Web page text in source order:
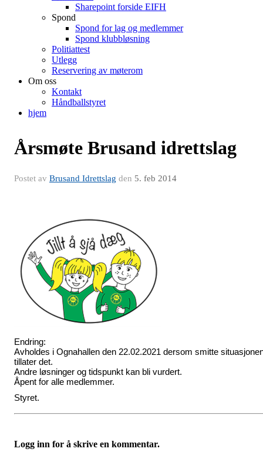
Sharepoint forside EIFH
Spond
Spond for lag og medlemmer
Spond klubbløsning
Politiattest
Utlegg
Reservering av møterom
Om oss
Kontakt
Håndballstyret
hjem
Årsmøte Brusand idrettslag
Postet av Brusand Idrettslag den 5. feb 2014
Endring:
Avholdes i Ognahallen den 22.02.2021 dersom smitte
tillater det.
Andre løsninger og tidspunkt kan bli vurdert.
Åpent for alle medlemmer.
Styret.
Logg inn for å skrive en kommentar.